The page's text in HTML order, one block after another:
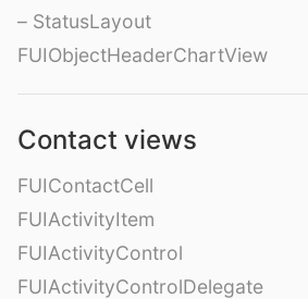
– StatusLayout
FUIObjectHeaderChartView
Contact views
FUIContactCell
FUIActivityItem
FUIActivityControl
FUIActivityControlDelegate